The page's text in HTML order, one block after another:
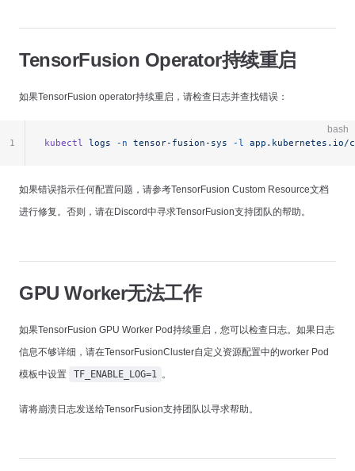
TensorFusion Operator持续重启
如果TensorFusion operator持续重启，请检查日志并查找错误：
bash
kubectl logs -n tensor-fusion-sys -l app.kubernetes.io/
1
如果错误指示任何配置问题，请参考TensorFusion Custom Resource文档
进行修复。否则，请在Discord中寻求TensorFusion支持团队的帮助。
GPU Worker无法工作
如果TensorFusion GPU Worker Pod持续重启，您可以检查日志。如果日志
信息不够详细，请在TensorFusionCluster自定义资源配置中的worker Pod
模板中设置
TF_ENABLE_LOG=1 。
请将崩溃日志发送给TensorFusion支持团队以寻求帮助。